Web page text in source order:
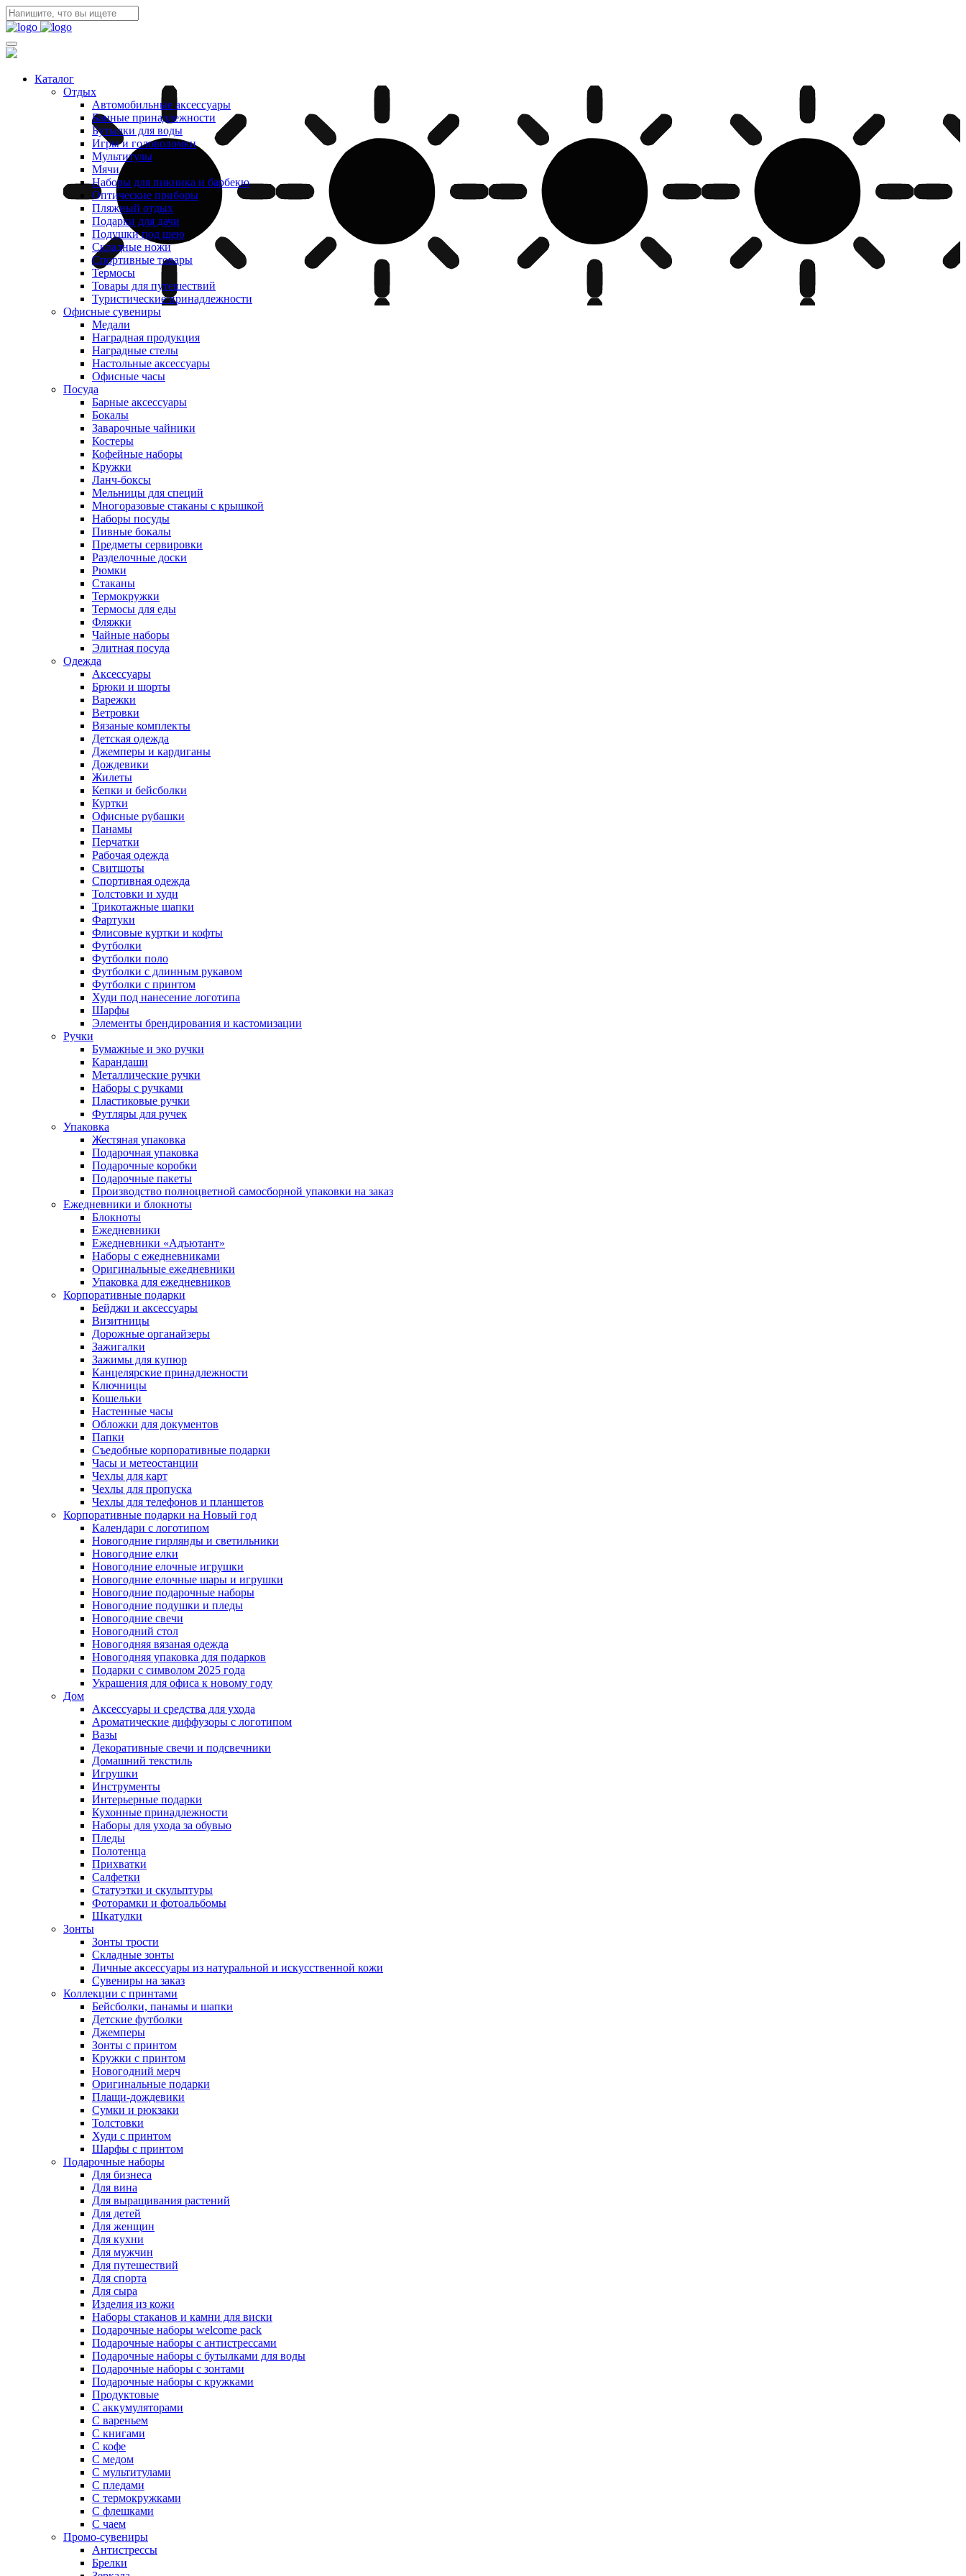
Каталог
Отдых
Автомобильные аксессуары
Банные принадлежности
Бутылки для воды
Игры и головоломки
Мультитулы
Мячи
Наборы для пикника и барбекю
Оптические приборы
Пляжный отдых
Подарки для дачи
Подушки под шею
Складные ножи
Спортивные товары
Термосы
Товары для путешествий
Туристические принадлежности
Офисные сувениры
Медали
Наградная продукция
Наградные стелы
Настольные аксессуары
Офисные часы
Посуда
Барные аксессуары
Бокалы
Заварочные чайники
Костеры
Кофейные наборы
Кружки
Ланч-боксы
Мельницы для специй
Многоразовые стаканы с крышкой
Наборы посуды
Пивные бокалы
Предметы сервировки
Разделочные доски
Рюмки
Стаканы
Термокружки
Термосы для еды
Фляжки
Чайные наборы
Элитная посуда
Одежда
Аксессуары
Брюки и шорты
Варежки
Ветровки
Вязаные комплекты
Детская одежда
Джемперы и кардиганы
Дождевики
Жилеты
Кепки и бейсболки
Куртки
Офисные рубашки
Панамы
Перчатки
Рабочая одежда
Свитшоты
Спортивная одежда
Толстовки и худи
Трикотажные шапки
Фартуки
Флисовые куртки и кофты
Футболки
Футболки поло
Футболки с длинным рукавом
Футболки с принтом
Худи под нанесение логотипа
Шарфы
Элементы брендирования и кастомизации
Ручки
Бумажные и эко ручки
Карандаши
Металлические ручки
Наборы с ручками
Пластиковые ручки
Футляры для ручек
Упаковка
Жестяная упаковка
Подарочная упаковка
Подарочные коробки
Подарочные пакеты
Производство полноцветной самосборной упаковки на заказ
Ежедневники и блокноты
Блокноты
Ежедневники
Ежедневники «Адъютант»
Наборы с ежедневниками
Оригинальные ежедневники
Упаковка для ежедневников
Корпоративные подарки
Бейджи и аксессуары
Визитницы
Дорожные органайзеры
Зажигалки
Зажимы для купюр
Канцелярские принадлежности
Ключницы
Кошельки
Настенные часы
Обложки для документов
Папки
Съедобные корпоративные подарки
Часы и метеостанции
Чехлы для карт
Чехлы для пропуска
Чехлы для телефонов и планшетов
Корпоративные подарки на Новый год
Календари с логотипом
Новогодние гирлянды и светильники
Новогодние елки
Новогодние елочные игрушки
Новогодние елочные шары и игрушки
Новогодние подарочные наборы
Новогодние подушки и пледы
Новогодние свечи
Новогодний стол
Новогодняя вязаная одежда
Новогодняя упаковка для подарков
Подарки с символом 2025 года
Украшения для офиса к новому году
Дом
Аксессуары и средства для ухода
Ароматические диффузоры с логотипом
Вазы
Декоративные свечи и подсвечники
Домашний текстиль
Игрушки
Инструменты
Интерьерные подарки
Кухонные принадлежности
Наборы для ухода за обувью
Пледы
Полотенца
Прихватки
Салфетки
Статуэтки и скульптуры
Фоторамки и фотоальбомы
Шкатулки
Зонты
Зонты трости
Складные зонты
Личные аксессуары из натуральной и искусственной кожи
Сувениры на заказ
Коллекции с принтами
Бейсболки, панамы и шапки
Детские футболки
Джемперы
Зонты с принтом
Кружки с принтом
Новогодний мерч
Оригинальные подарки
Плащи-дождевики
Сумки и рюкзаки
Толстовки
Худи с принтом
Шарфы с принтом
Подарочные наборы
Для бизнеса
Для вина
Для выращивания растений
Для детей
Для женщин
Для кухни
Для мужчин
Для путешествий
Для спорта
Для сыра
Изделия из кожи
Наборы стаканов и камни для виски
Подарочные наборы welcome pack
Подарочные наборы с антистрессами
Подарочные наборы с бутылками для воды
Подарочные наборы с зонтами
Подарочные наборы с кружками
Продуктовые
С аккумуляторами
С вареньем
С книгами
С кофе
С медом
С мультитулами
С пледами
С термокружками
С флешками
С чаем
Промо-сувениры
Антистрессы
Брелки